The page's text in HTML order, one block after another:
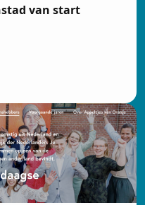
van start